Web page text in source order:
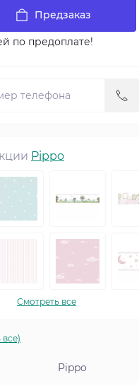
Предзаказ
по предоплате!
Pippo
Смотреть все
Pippo